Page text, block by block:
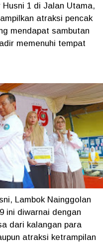
1 di Jalan Utama,
atraksi pencak
mendapat sambutan
memenuhi tempat
Lambok Nainggolan
ini diwarnai dengan
dari kalangan para
atraksi ketrampilan